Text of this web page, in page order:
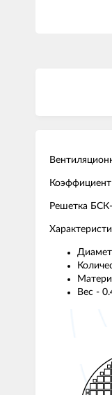
Решетка
Вес -